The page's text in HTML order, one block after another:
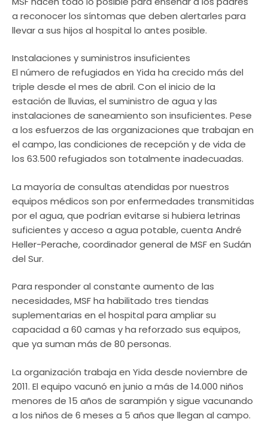
a reconocer los síntomas que deben alertarles para
llevar a sus hijos al hospital lo antes posible.
Instalaciones y suministros insuficientes
El número de refugiados en Yida ha crecido más del
triple desde el mes de abril. Con el inicio de la
estación de lluvias, el suministro de agua y las
instalaciones de saneamiento son insuficientes. Pese
a los esfuerzos de las organizaciones que trabajan en
el campo, las condiciones de recepción y de vida de
los 63.500 refugiados son totalmente inadecuadas.
La mayoría de consultas atendidas por nuestros
equipos médicos son por enfermedades transmitidas
por el agua, que podrían evitarse si hubiera letrinas
suficientes y acceso a agua potable, cuenta André
Heller-Perache, coordinador general de MSF en Sudán
del Sur.
Para responder al constante aumento de las
necesidades, MSF ha habilitado tres tiendas
suplementarias en el hospital para ampliar su
capacidad a 60 camas y ha reforzado sus equipos,
que ya suman más de 80 personas.
La organización trabaja en Yida desde noviembre de
2011. El equipo vacunó en junio a más de 14.000 niños
menores de 15 años de sarampión y sigue vacunando
a los niños de 6 meses a 5 años que llegan al campo.